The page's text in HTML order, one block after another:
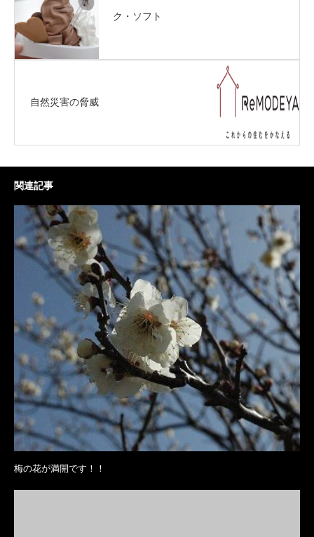
ク・ソフト
自然災害の脅威
関連記事
梅の花が満開です！！